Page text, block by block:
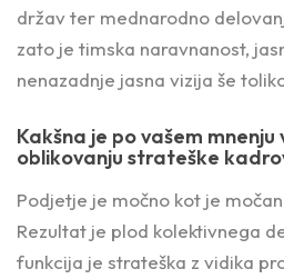
držav ter mednarodno
zato je timska naravnanost,
nenazadnje jasna vizija še
Kakšna je po vašem
oblikovanju strateške
Podjetje je močno kot je
Rezultat je plod kolektivnega
funkcija je strateška z vidika